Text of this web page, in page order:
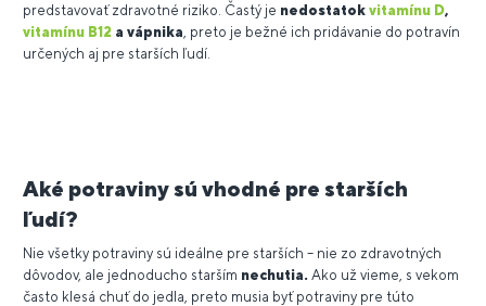
predstavovať zdravotné riziko. Častý je nedostatok vitamínu D,
vitamínu B12 a vápnika , preto je bežné ich pridávanie do potravín
určených aj pre starších ľudí.
Aké potraviny sú vhodné pre starších
ľudí?
Nie všetky potraviny sú ideálne pre starších – nie zo zdravotných
dôvodov, ale jednoducho starším nechutia. Ako už vieme, s vekom
často klesá chuť do jedla, preto musia byť potraviny pre túto